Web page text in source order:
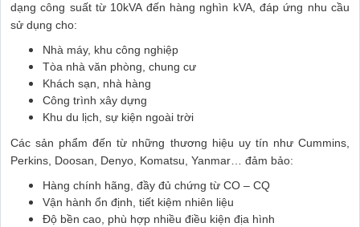
dạng công suất từ 10kVA đến hàng nghìn kVA, đáp ứng nhu cầu
sử dụng cho:
Nhà máy, khu công nghiệp
Tòa nhà văn phòng, chung cư
Khách sạn, nhà hàng
Công trình xây dựng
Khu du lịch, sự kiện ngoài trời
Các sản phẩm đến từ những thương hiệu uy tín như Cummins,
Perkins, Doosan, Denyo, Komatsu, Yanmar… đảm bảo:
Hàng chính hãng, đầy đủ chứng từ CO – CQ
Vận hành ổn định, tiết kiệm nhiên liệu
Độ bền cao, phù hợp nhiều điều kiện địa hình